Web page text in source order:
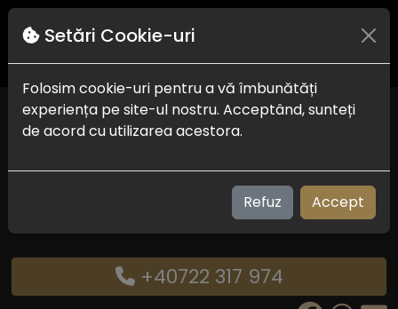
Vila Ozon Eforie Nord
Plaja: 450 m
Check in-out: 14:00 - 10:00
+40722 317 974
Setări Cookie-uri
Folosim cookie-uri pentru a vă îmbunătăți
experiența pe site-ul nostru. Acceptând, sunteți
de acord cu utilizarea acestora.
Refuz Accept